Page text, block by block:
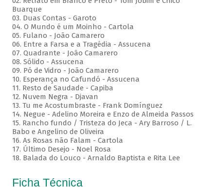
Buarque
03. Duas Contas - Garoto
04. O Mundo é um Moinho - Cartola
05. Fulano - João Camarero
06. Entre a Farsa e a Tragédia - Assucena
07. Quadrante - João Camarero
08. Sólido - Assucena
09. Pó de Vidro - João Camarero
10. Esperança no Cafundó - Assucena
11. Resto de Saudade - Capiba
12. Nuvem Negra - Djavan
13. Tu me Acostumbraste - Frank Domínguez
14. Negue - Adelino Moreira e Enzo de Almeida Passos
15. Rancho fundo / Tristeza do Jeca - Ary Barroso / L.
Babo e Angelino de Oliveira
16. As Rosas não Falam - Cartola
17. Último Desejo - Noel Rosa
18. Balada do Louco - Arnaldo Baptista e Rita Lee
Ficha Técnica